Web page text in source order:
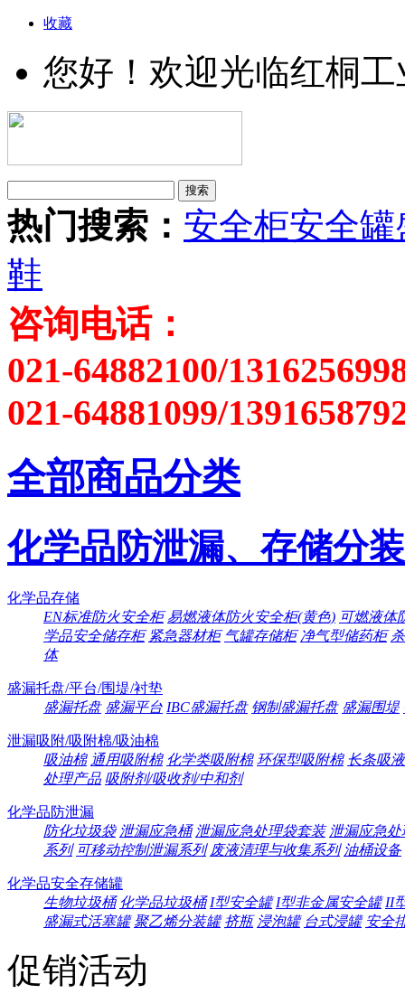
收藏
您好！欢迎光临红桐
热门搜索： 安全柜安全罐
鞋
咨询电话：
021-64882100/
021-64881099/
全部商品分类
化学品防泄漏、存储分装
化学品存储
EN标准防火安全柜 易燃液体防火安全柜(黄色) 可燃液体
学品安全储存柜 紧急器材柜 气罐存储柜 净气型储药柜
体
盛漏托盘/平台/围堤/衬垫
盛漏托盘 盛漏平台 IBC盛漏托盘 钢制盛漏托盘 盛漏围堤
泄漏吸附/吸附棉/吸油棉
吸油棉 通用吸附棉 化学类吸附棉 环保型吸附棉 长条吸
处理产品 吸附剂/吸收剂/中和剂
化学品防泄漏
防化垃圾袋 泄漏应急桶 泄漏应急处理袋套装 泄漏应急
系列 可移动控制泄漏系列 废液清理与收集系列 油桶设备
化学品安全存储罐
生物垃圾桶 化学品垃圾桶 I型安全罐 I型非金属安全罐 II
盛漏式活塞罐 聚乙烯分装罐 挤瓶 浸泡罐 台式浸罐 安全
促销活动